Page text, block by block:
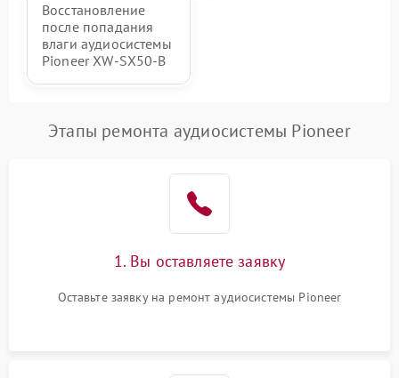
Восстановление
после попадания
влаги аудиосистемы
Pioneer XW-SX50-B
Этапы ремонта аудиосистемы Pioneer
1. Вы оставляете заявку
Оставьте заявку на ремонт аудиосистемы Pioneer